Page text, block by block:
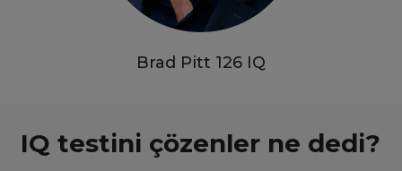
Brad Pitt 126 IQ
IQ testini çözenler ne dedi?